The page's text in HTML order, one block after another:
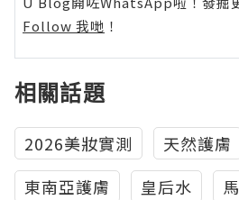
Follow 我哋 ！
相關話題
2026美妝實測 天然護膚
東南亞護膚
皇后水